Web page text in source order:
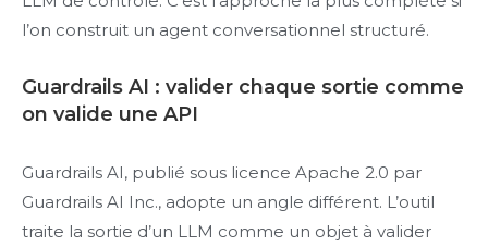
l’on construit un agent conversationnel structuré.
Guardrails AI : valider chaque sortie comme
on valide une API
Guardrails AI, publié sous licence Apache 2.0 par
Guardrails AI Inc., adopte un angle différent. L’outil
traite la sortie d’un LLM comme un objet à valider